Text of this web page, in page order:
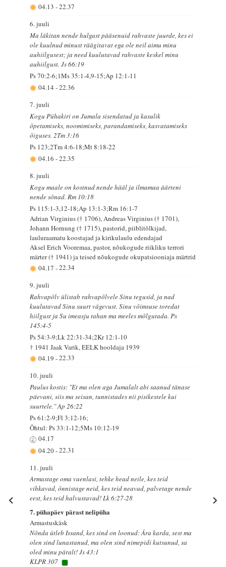
04.13-22.37
6. juuli
Ma läkitan nende hulgast pääsenuid rahvaste juurde, kes ei
ole kuulnud minust räägitavat ega ole neil aimu minu
auhiilgusest; ja need kuulutavad rahvaste keskel minu
auhiilgust. Js 66:19
Ps 70:2-6;1Ms 35:1-4,9-15;Ap 12:1-11
04.14-22.36
7. juuli
Kogu Pühakiri on Jumala sisendatud ja kasulik
õpetamiseks, noomimiseks, parandamiseks, kasvatamiseks
õiguses. 2Tm 3:16
Ps 123;2Tm 4:6-18;Mt 8:18-22
04.16-22.35
8. juuli
Kogu maale on kostnud nende hääl ja ilmamaa äärteni
nende sõnad. Rm 10:18
Ps 115:1-3,12-18;Ap 13:1-3;Rm 16:1-7
Adrian Virginius († 1706), Andreas Virginius († 1701),
Johann Hornung († 1715), pastorid, piiblitõlkijad,
lauluraamatu koostajad ja kirikulaulu edendajad
Aksel Erich Vooremaa, pastor, nõukogude riikliku terrori
märter († 1941) ja teised nõukogude okupatsiooniaja märtrid
04.17-22.34
9. juuli
Rahvapõlv ülistab rahvapõlvele Sinu tegusid, ja nad
kuulutavad Sinu suurt vägevust. Sinu võimsuse toredat
hiilgust ja Su imeasju tahan ma meeles mõlgutada. Ps
145:4-5
Ps 54:3-9;Lk 22:31-34;2Kr 12:1-10
† 1941 Jaak Varik, EELK hooldaja 1939
04.19-22.33
10. juuli
Paulus kostis: "Et ma olen aga Jumalalt abi saanud tänase
päevani, siis ma seisan, tunnistades nii pisikestele kui
suurtele." Ap 26:22
Ps 61:2-9;Fl 3:12-16;
Õhtul: Ps 33:1-12;5Ms 10:12-19
04.17
04.20-22.31
11. juuli
Armastage oma vaenlasi, tehke head neile, kes teid
vihkavad, õnnistage neid, kes teid neavad, palvetage nende
eest, kes teid halvustavad! Lk 6:27-28
7. pühapäev pärast nelipüha
Armastuskäsk
Nõnda ütleb Issand, kes sind on loonud: Ära karda, sest ma
olen sind lunastanud, ma olen sind nimepidi kutsunud, sa
oled minu päralt! Js 43:1
KLPR 307